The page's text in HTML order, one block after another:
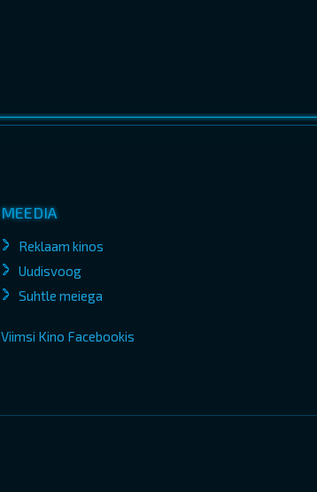
MEEDIA
Reklaam kinos
Uudisvoog
Suhtle meiega
Viimsi Kino Facebookis